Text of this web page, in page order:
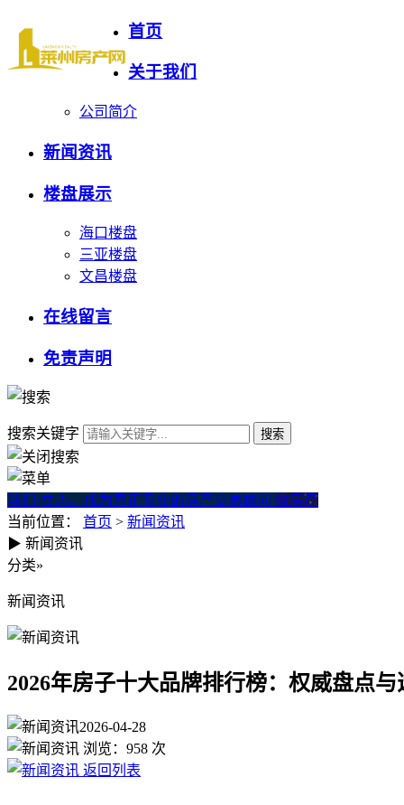
首页
关于我们
公司简介
新闻资讯
楼盘展示
海口楼盘
三亚楼盘
文昌楼盘
在线留言
免责声明
搜索关键字
我们·立志。成为真正专业的房产交易顾问 微房产
当前位置： 首页 > 新闻资讯
2026年房子十大品牌排行榜：
▶ 新闻资讯
分类»
新闻资讯
2026年房子十大品牌排行榜：权威盘点与
2026-04-28
浏览： 958 次
返回列表